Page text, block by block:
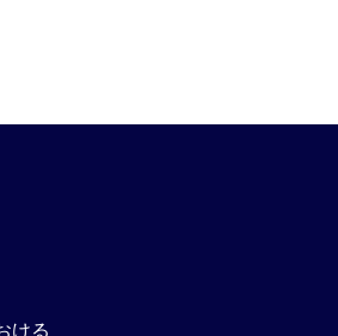
ける